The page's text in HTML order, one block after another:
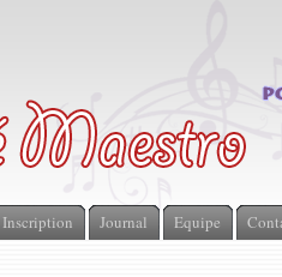
Inscription Journal Equipe